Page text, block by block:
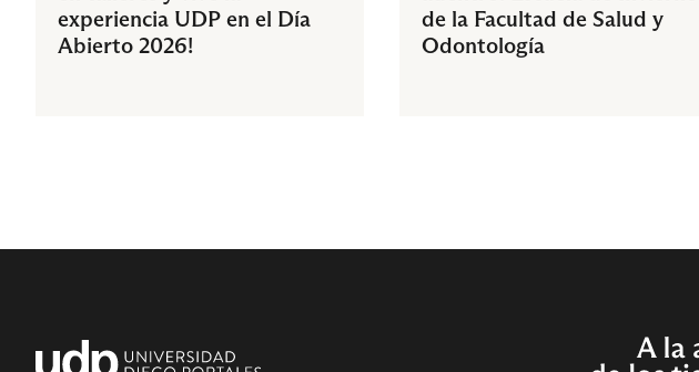
experiencia UDP en el Día
Abierto 2026!
de la Facultad de Salud y
Odontología